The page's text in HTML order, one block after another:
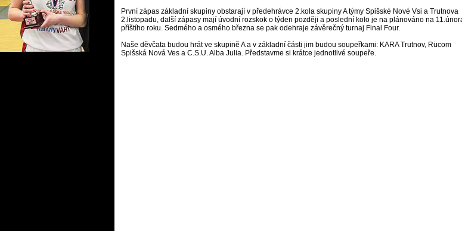
První zápas základní skupiny obstarají v předehrávce 2.kola skupiny A týmy Spišské Nové Vsi a Trutnova
2.listopadu, další zápasy mají úvodní rozskok o týden později a poslední kolo je na plánováno na
příštího roku. Sedmého a osmého března se pak odehraje závěrečný turnaj Final Four.
Naše děvčata budou hrát ve skupině A a v základní části jim budou soupeřkami: KARA Trutnov, Rücom
Spišská Nová Ves a C.S.U. Alba Julia. Představme si krátce jednotlivé soupeře.